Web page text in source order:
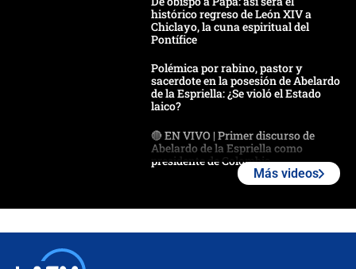
histórico regreso de León XIV a
Chiclayo, la cuna espiritual del
Pontífice
Polémica por rabino, pastor y
sacerdote en la posesión de Abelardo
de la Espriella: ¿Se violó el Estado
laico?
🔴 EN VIVO | Primer discurso de
Abelardo de la Espriella como
presidente de Colombia
Más videos